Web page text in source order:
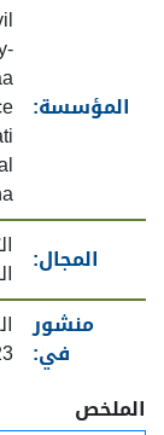
المؤسسة:
المجال:
منشور
في:
الملخص